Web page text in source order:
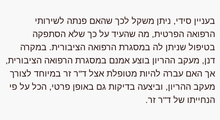
בעניין סידי, ניתן משקל לכך שהאם פנתה לשירותי
הרפואה הפרטית, מה שהעיד על כך שלא הסתפקה
בטיפול שניתן לה במסגרת הרפואה הציבורית. במקרה
דנן, מעקב ההריון בוצע אמנם במסגרת הרפואה הציבורית,
אך האם עברה להיות מטופלת אצל ד"ר זר במיוחד לצורך
מעקב ההריון, וביצעה בדיקות גם באופן פרטי, הכל על פי
הנחייתו של ד"ר זר.